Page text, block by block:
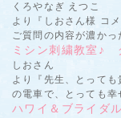
くろやなぎ えつこ
より『しおさん様 コ
ご質問の内容が濃か
ミシン刺繍教室♪
しおさん
より『先生、とって
の電車で、とっても
ハワイ＆ブライダ